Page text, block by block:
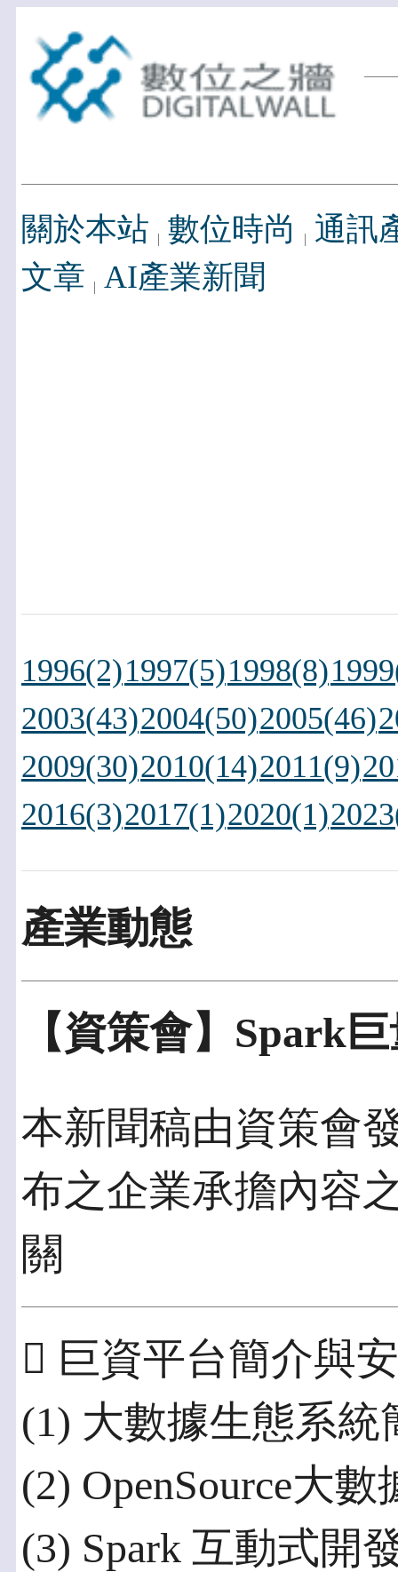
關於本站 數位時尚
通訊
文章 AI產業新聞
1996(2)1997(5)1998(8)
2003(43)2004(50)2005(46)
2009(30)2010(14)2011(9)
2016(3)2017(1)2020(1)
產業動態
【資策會】Spark
本新聞稿由資策會
布之企業承擔內容
關
 巨資平台簡介與
(1) 大數據生態系統
(2) OpenSource大
(3) Spark 互動式開